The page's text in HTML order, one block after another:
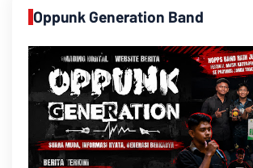
Oppunk Generation Band